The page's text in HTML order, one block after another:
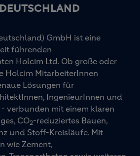
GmbH ist eine
führenden
Holcim Ltd. Ob große oder
Holcim MitarbeiterInnen
Lösungen für
IngenieurInnen und
verbunden mit einem klaren
CO2-reduziertes Bauen,
und Stoff-Kreisläufe. Mit
wie Zement,